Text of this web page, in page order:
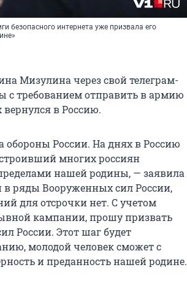
безопасного интернета уже призвала его
Мизулина через свой телеграм-
с требованием отправить в армию
в Россию.
обороны России. На днях в Россию
многих россиян
нашей родины, — заявила
ряды Вооруженных сил России,
для отсрочки нет. С учетом
кампании, прошу призвать
России. Этот шаг будет
молодой человек сможет с
и преданность нашей родине.